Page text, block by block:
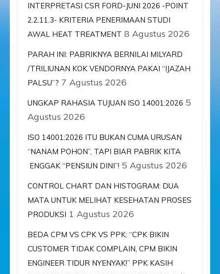
INTERPRETASI CSR FORD-JUNI 2026 -POINT
2.2.11.3- KRITERIA PENERIMAAN STUDI
AWAL HEAT TREATMENT 8 Agustus 2026
PARAH INI: PABRIKNYA BERNILAI MILYARD
/TRILIUNAN KOK VENDORNYA PAKAI “IJAZAH
PALSU”? 7 Agustus 2026
UNGKAP RAHASIA TUJUAN ISO 14001:2026 5
Agustus 2026
ISO 14001:2026 ITU BUKAN CUMA URUSAN
“NANAM POHON”, TAPI BIAR PABRIK KITA
ENGGAK “PENSIUN DINI”! 5 Agustus 2026
CONTROL CHART DAN HISTOGRAM: DUA
MATA UNTUK MELIHAT KESEHATAN PROSES
PRODUKSI 1 Agustus 2026
BEDA CPM VS CPK VS PPK: “CPK BIKIN
CUSTOMER TIDAK COMPLAIN, CPM BIKIN
ENGINEER TIDUR NYENYAK!” PPK KASIH